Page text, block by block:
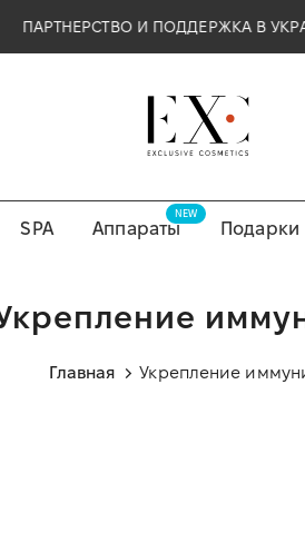
ПАРТНЕРСТВО И ПОДДЕРЖКА В
SPA Аппараты
NEW
Подарки
Главная Укрепление